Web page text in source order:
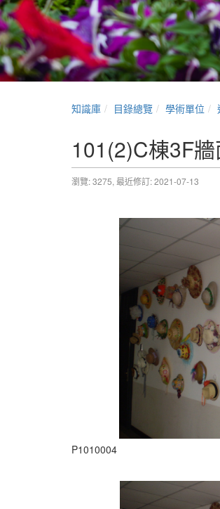
知識庫 目錄總覽 學術單位
101(2)C棟3F
瀏覽: 3275, 最近修訂: 2021-07-13
P1010004